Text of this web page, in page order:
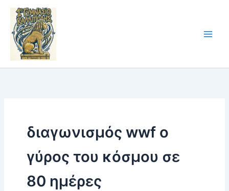
Skip
content
διαγωνισμός wwf ο
γύρος του κόσμου σε
80 ημέρες